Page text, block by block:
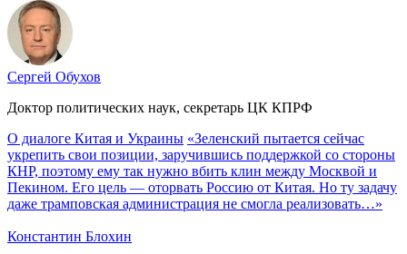
Сергей Обухов
Доктор политических наук, секретарь ЦК КПРФ
О диалоге Китая и Украины «Зеленский пытается сейчас
укрепить свои позиции, заручившись поддержкой со стороны
КНР, поэтому ему так нужно вбить клин между Москвой и
Пекином. Его цель — оторвать Россию от Китая. Но ту задачу
даже трамповская администрация не смогла реализовать…»
Константин Блохин